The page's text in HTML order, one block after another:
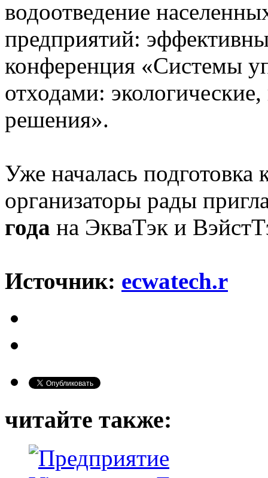
водоотведение
предприятий:
конференция «Системы
отходами:
решения».
Уже началась
организаторы рады
года на ЭкваТэк и
Источник: ecwatech.r
читайте также: